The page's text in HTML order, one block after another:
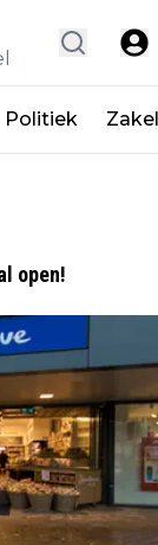
Politiek
open!